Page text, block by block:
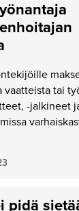
tai
-jalkineet
pidä